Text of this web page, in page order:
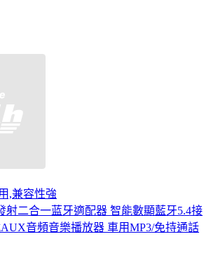
,兼容性強
射二合一蓝牙適配器 智能數顯藍牙5.4接
音頻音樂播放器 車用MP3/免持通話